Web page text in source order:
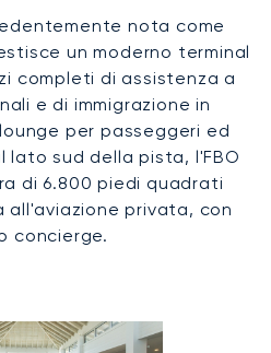
nota come
un moderno terminal
completi di assistenza a
e di immigrazione in
per passeggeri ed
lato sud della pista, l'FBO
di 6.800 piedi quadrati
all'aviazione privata, con
concierge.